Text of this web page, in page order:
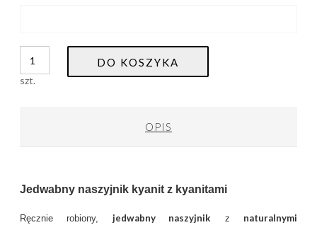
szt.
DO KOSZYKA
OPIS
Jedwabny naszyjnik kyanit z kyanitami
Ręcznie robiony, jedwabny naszyjnik z naturalnymi